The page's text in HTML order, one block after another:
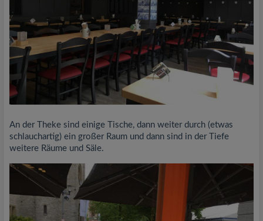
An der Theke sind einige Tische, dann weiter durch (etwas
schlauchartig) ein großer Raum und dann sind in der Tiefe
weitere Räume und Säle.